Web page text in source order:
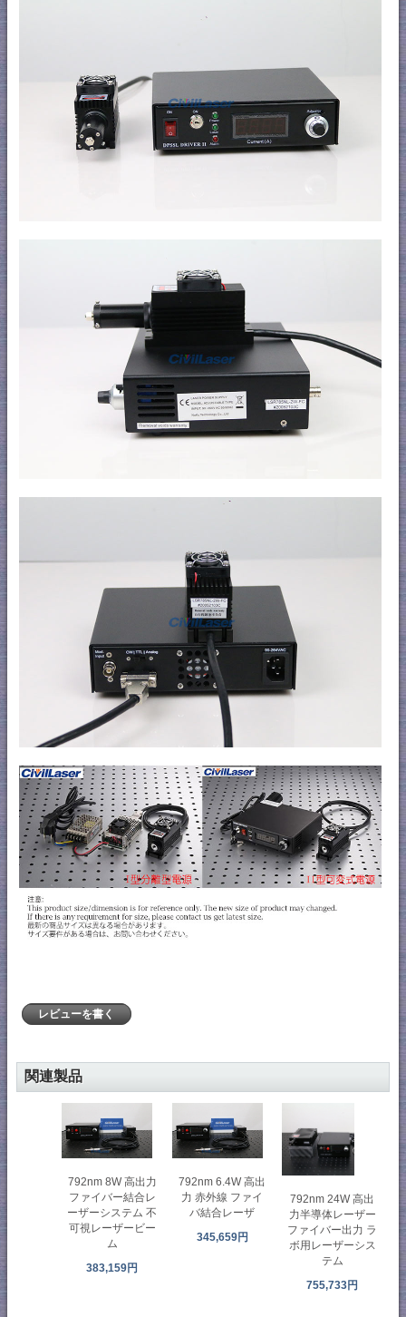
レビューを書く
関連製品
792nm 8W 高出力
ファイバー結合レ
ーザーシステム 不
可視レーザービー
ム
383,159円
792nm 6.4W 高出
力 赤外線 ファイ
バ結合レーザ
345,659円
792nm 24W 高出
力半導体レーザー
ファイバー出力 ラ
ボ用レーザーシス
テム
755,733円